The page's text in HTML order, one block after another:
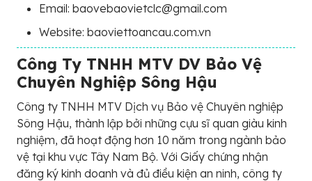
Email: baovebaovietclc@gmail.com
Website: baoviettoancau.com.vn
Công Ty TNHH MTV DV Bảo Vệ
Chuyên Nghiệp Sông Hậu
Công ty TNHH MTV Dịch vụ Bảo vệ Chuyên nghiệp
Sông Hậu, thành lập bởi những cựu sĩ quan giàu kinh
nghiệm, đã hoạt động hơn 10 năm trong ngành bảo
vệ tại khu vực Tây Nam Bộ. Với Giấy chứng nhận
đăng ký kinh doanh và đủ điều kiện an ninh, công ty